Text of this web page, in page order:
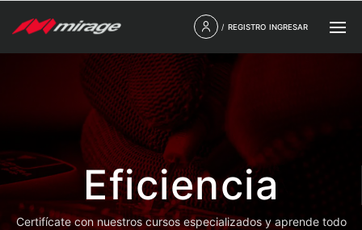
/ REGISTRO INGRESAR
Eficiencia
Certifícate con nuestros cursos especializados y aprende todo